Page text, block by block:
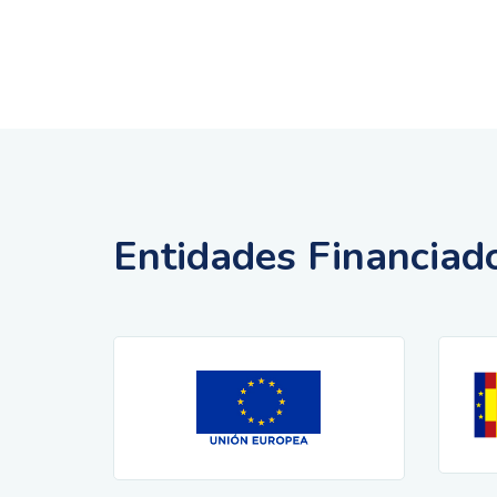
Entidades